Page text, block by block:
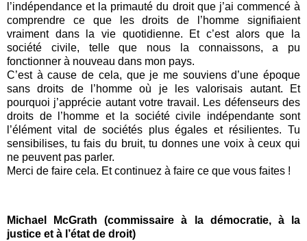
l’indépendance et la primauté du droit que j’ai commencé à
comprendre ce que les droits de l’homme signifiaient
vraiment dans la vie quotidienne. Et c’est alors que la
société civile, telle que nous la connaissons, a pu
fonctionner à nouveau dans mon pays.
C’est à cause de cela, que je me souviens d’une époque
sans droits de l’homme où je les valorisais autant. Et
pourquoi j’apprécie autant votre travail. Les défenseurs des
droits de l’homme et la société civile indépendante sont
l’élément vital de sociétés plus égales et résilientes. Tu
sensibilises, tu fais du bruit, tu donnes une voix à ceux qui
ne peuvent pas parler.
Merci de faire cela. Et continuez à faire ce que vous faites !
Michael McGrath (commissaire à la démocratie, à la
justice et à l’état de droit)